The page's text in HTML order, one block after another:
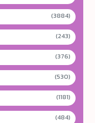
(3884)
(243)
(376)
(530)
(1181)
(484)